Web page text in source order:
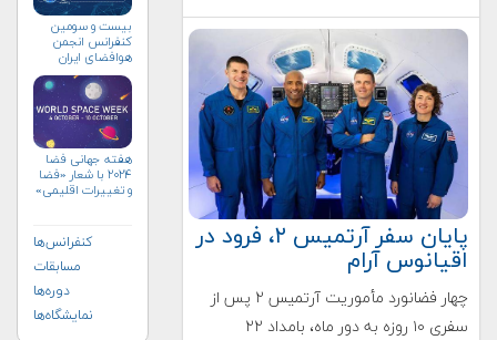
پایان سفر آرتمیس ۲، فرود در
اقیانوس آرام
چهار فضانورد مأموریت آرتمیس ۲ پس از
سفری ۱۰ روزه به دور ماه، بامداد ۲۲
بیست و سومین
کنفرانس انجمن
هوافضای ايران
هفته جهانی فضا
۲۰۲۴ با شعار «فضا
و تغییرات اقلیمی»
کنفرانس‌ها
مسابقات
دوره‌ها
نمایشگاه‌ها